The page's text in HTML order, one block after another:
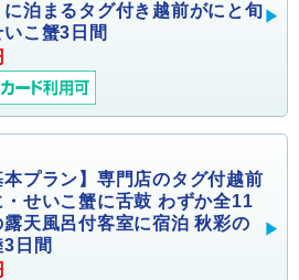
に泊まるタグ付き越前がにと旬
いこ蟹3日間
本プラン】専門店のタグ付越前
・せいこ蟹に舌鼓 わずか全11
露天風呂付客室に宿泊 秋彩の
3日間